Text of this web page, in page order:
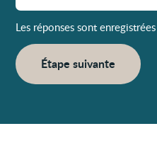
Les réponses sont
Étape suivante